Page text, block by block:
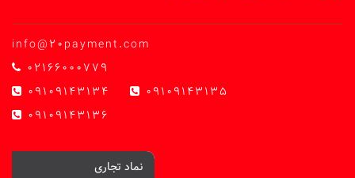
info@20payment.com
02166000779
09109143134
09109143135
09109143136
نماد تجاری